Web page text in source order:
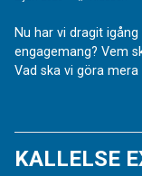
Nu har vi dragit
engagemang? Vem
Vad ska vi göra
KALLELSE